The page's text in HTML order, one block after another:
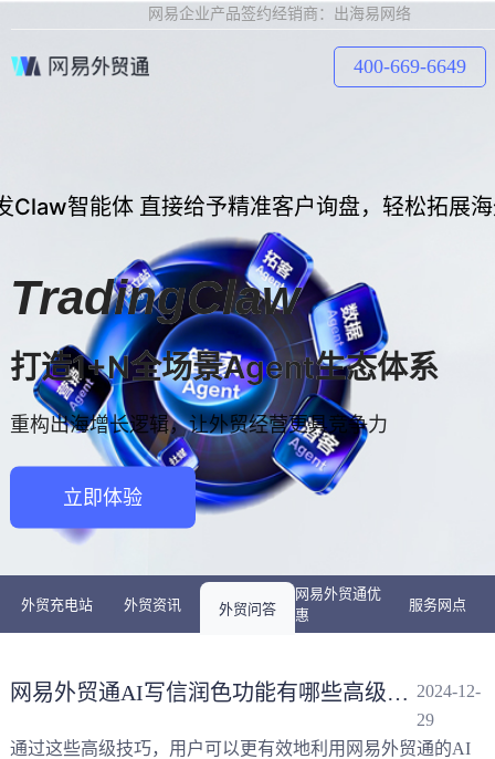
网易企业产品签约经销商：出海易网络
400-669-6649
Claw智能体 直接给予精准客户询盘，轻松拓展
TradingClaw
打造1+N全场景Agent生态体系
重构出海增长逻辑，让外贸经营更具竞争力
立即体验
外贸充电站 外贸资讯 外贸问答
网易外贸通优
惠
服务网点
网易外贸通AI写信润色功能有哪些高级使用技巧？ 2024-12-
29
通过这些高级技巧，用户可以更有效地利用网易外贸通的AI